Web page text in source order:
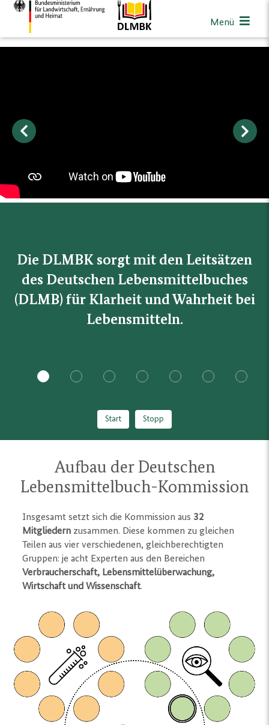
Menü
Previous Next
Die DLMBK sorgt mit den Leitsätzen
des Deutschen Lebensmittelbuches
(DLMB) für Klarheit und Wahrheit bei
Lebensmitteln.
Start Stopp
Aufbau der Deutschen
Lebensmittelbuch-Kommission
Insgesamt setzt sich die Kommission aus 32
Mitgliedern zusammen. Diese kommen zu gleichen
Teilen aus vier verschiedenen, gleichberechtigten
Gruppen: je acht Experten aus den Bereichen
Verbraucherschaft, Lebensmittelüberwachung,
Wirtschaft und Wissenschaft.